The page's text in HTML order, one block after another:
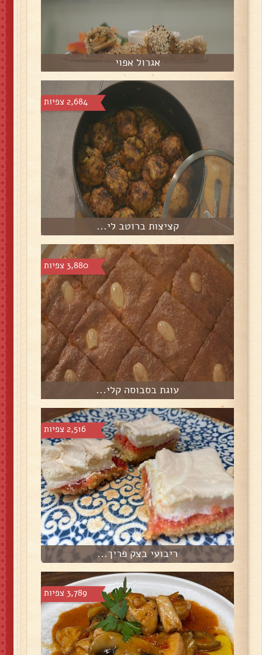
אגרול אפוי
2,684 צפיות
קציצות ברוטב לי...
3,880 צפיות
עוגת בסבוסה קלי...
2,516 צפיות
ריבועי בצק פריך...
3,789 צפיות